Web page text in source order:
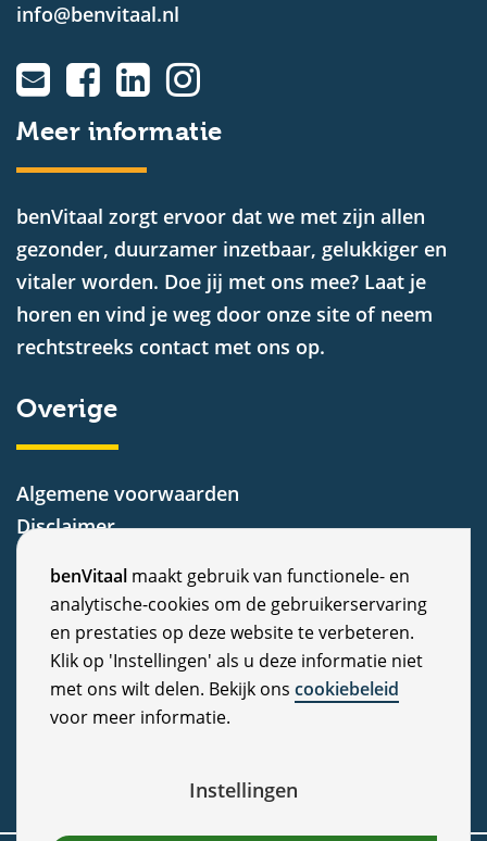
C
o
o
k
benVitaal maakt gebruik van functionele- en
analytische-cookies om de gebruikerservaring
en prestaties op deze website te verbeteren.
Klik op 'Instellingen' als u deze informatie niet
met ons wilt delen. Bekijk ons cookiebeleid
voor meer informatie.
Instellingen
info@benvitaal.nl
Meer informatie
benVitaal zorgt ervoor dat we met zijn allen
gezonder, duurzamer inzetbaar, gelukkiger en
vitaler worden. Doe jij met ons mee? Laat je
horen en vind je weg door onze site of neem
rechtstreeks contact met ons op.
Overige
Algemene voorwaarden
Disclaimer
Cookiebeleid
Nieuws
Vacatures
Veelgestelde vragen
Klachten